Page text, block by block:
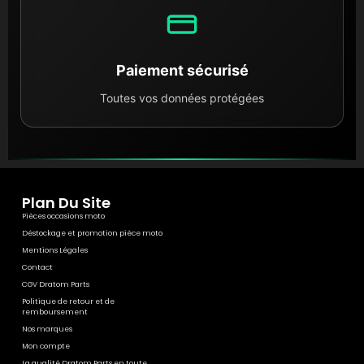
. Vous redonnez vie à votre moto avec des
l'empreinte carbone liée à la fabrication de pièces
votre budget et bénéfique pour l'environnement.
Paiement sécurisé
Toutes vos données protégées
Plan Du Site
Pièces occasions moto
Déstockage et promotion pièce moto
Mentions Légales
Contact
CGV Dratom Parts
Politique de retour et de
remboursement
Nos marques
Mon compte